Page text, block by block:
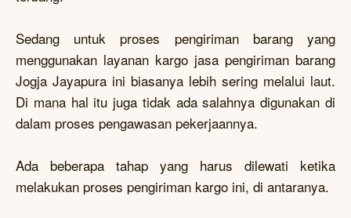
Sedang untuk proses pengiriman barang yang
menggunakan layanan kargo jasa pengiriman barang
Jogja Jayapura ini biasanya lebih sering melalui laut.
Di mana hal itu juga tidak ada salahnya digunakan di
dalam proses pengawasan pekerjaannya.
Ada beberapa tahap yang harus dilewati ketika
melakukan proses pengiriman kargo ini, di antaranya.